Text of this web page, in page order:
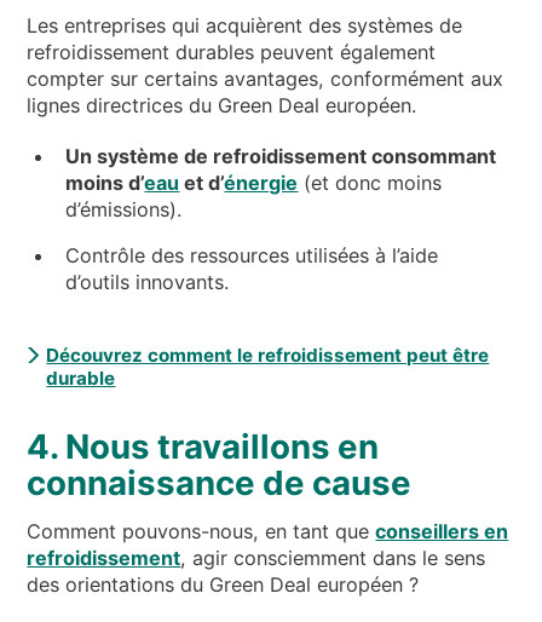
Les entreprises qui acquièrent des systèmes de
refroidissement durables peuvent également
compter sur certains avantages, conformément aux
lignes directrices du Green Deal européen.
Un système de refroidissement consommant
moins d’eau et d’énergie (et donc moins
d’émissions).
Contrôle des ressources utilisées à l’aide
d’outils innovants.
Découvrez comment le refroidissement peut être
durable
4. Nous travaillons en
connaissance de cause
Comment pouvons-nous, en tant queconseillers en
refroidissement, agir consciemment dans le sens
des orientations du Green Deal européen ?